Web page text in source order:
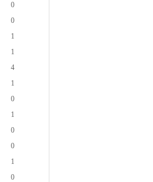
0
0
1
1
4
1
0
1
0
0
1
0